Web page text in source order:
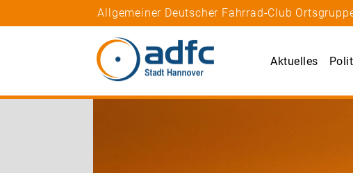
Allgemeiner Deutscher Fahrrad-Club
Aktuelles